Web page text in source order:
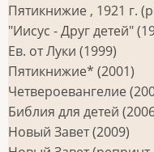
Пятикнижие , 1921 г.
"Иисус - Друг детей"
Ев. от Луки (1999)
Пятикнижие* (2001)
Четвероевангелие
Библия для детей
Новый Завет (2009)